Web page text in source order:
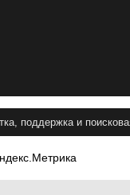
поддержка и